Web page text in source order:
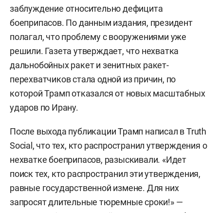
заблуждение относительно дефицита
боеприпасов. По данным издания, президент
полагал, что проблему с вооружениями уже
решили. Газета утверждает, что нехватка
дальнобойных ракет и зенитных ракет-
перехватчиков стала одной из причин, по
которой Трамп отказался от новых масштабных
ударов по Ирану.
После выхода публикации Трамп написал в Truth
Social, что тех, кто распространил утверждения о
нехватке боеприпасов, разыскивали. «Идет
поиск тех, кто распространил эти утверждения,
равные государственной измене. Для них
запросят длительные тюремные сроки!» —